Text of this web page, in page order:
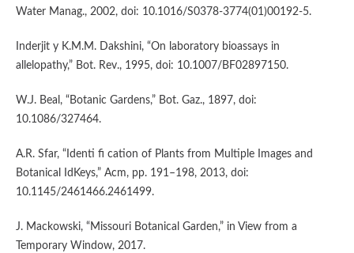
Water Manag., 2002, doi: 10.1016/S0378-3774(01)00192-5.
Inderjit y K.M.M. Dakshini, “On laboratory bioassays in
allelopathy,” Bot. Rev., 1995, doi: 10.1007/BF02897150.
W.J. Beal, “Botanic Gardens,” Bot. Gaz., 1897, doi:
10.1086/327464.
A.R. Sfar, “Identi fi cation of Plants from Multiple Images and
Botanical IdKeys,” Acm, pp. 191–198, 2013, doi:
10.1145/2461466.2461499.
J. Mackowski, “Missouri Botanical Garden,” in View from a
Temporary Window, 2017.